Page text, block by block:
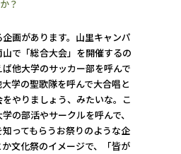
？
画があります。山里キャンパ
で「総合大会」を開催するの
他大学のサッカー部を呼んで
学の聖歌隊を呼んで大合唱と
やりましょう、みたいな。こ
の部活やサークルを呼んで、
ってもらうお祭りのような企
文化祭のイメージで、「皆が